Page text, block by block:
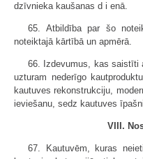
dzīvnieka kaušanas d i enā.
65. Atbildība par šo
noteiktajā kārtībā un apmērā.
66. Izdevumus, kas saistīti
uzturam nederīgo
kautuves rekonstrukciju,
ieviešanu, sedz kautuves
VIII.
67. Kautuvēm, kuras